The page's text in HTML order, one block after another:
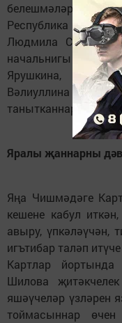
белешмәләр бирелә.
Республика матди
Людмила
начальнигы
Ярушкина,
Вәлиуллина
танытканнар.
Яралы җаннарны
Яңа Чишмәдәге
кешене кабул
авыру, үпкәләүчән,
игътибар таләп
Картлар
Шилова
яшәүчеләр үзләрен
тоймасыннар